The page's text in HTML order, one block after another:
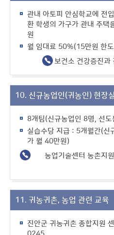
관내 아토피 안심학교에 전
환 학생의 가구가 관내 주택
원
월 임대료 50%(15만원 한
보건소 건강증진
10. 신규농업인(귀농인) 현장
8개팀(신규농업인 8명, 선도
실습수당 지급 : 5개월간(신
가 월 40만원)
농업기술센터 농촌지
11. 귀농귀촌, 농업 관련 교육
진안군 귀농귀촌 종합지원